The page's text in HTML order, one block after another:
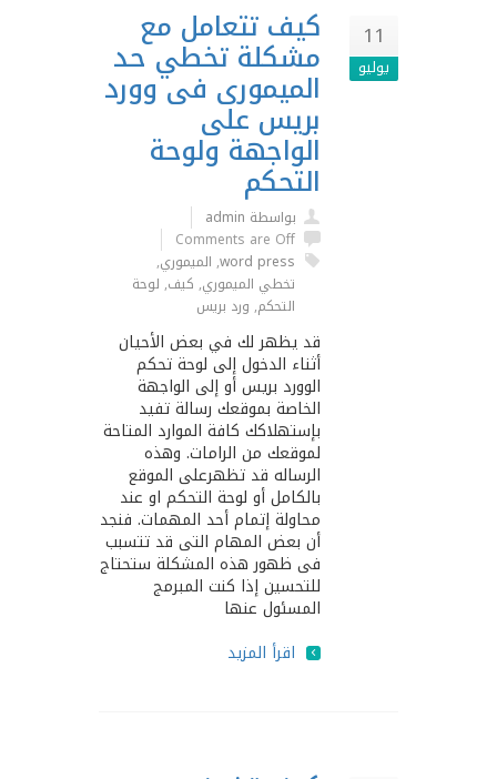
11
يوليو
كيف تتعامل مع
مشكلة تخطي حد
الميمورى فى وورد
بريس على
الواجهة ولوحة
التحكم
بواسطة admin
Comments are Off
word press
, الميموري,
تخطي الميموري, كيف, لوحة
التحكم, ورد بريس
قد يظهر لك في بعض الأحيان
أثناء الدخول إلى لوحة تحكم
الوورد بريس أو إلى الواجهة
الخاصة بموقعك رسالة تفيد
بإستهلاكك كافة الموارد المتاحة
لموقعك من الرامات. وهذه
الرساله قد تظهرعلى الموقع
بالكامل أو لوحة التحكم او عند
محاولة إتمام أحد المهمات. فنجد
أن بعض المهام التى قد تتسبب
فى ظهور هذه المشكلة ستحتاج
للتحسين إذا كنت المبرمج
المسئول عنها
اقرأ المزيد